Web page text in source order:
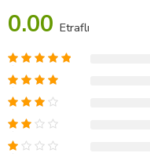
0.00 Etraflı